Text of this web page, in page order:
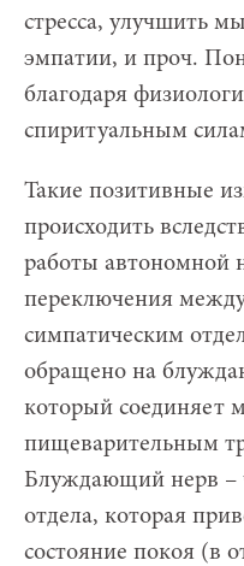
стресса, улучшить
эмпатии, и проч.
благодаря
спиритуальным
Такие позитивные
происходить
работы автономной
переключения
симпатическим
обращено на
который соединяет
пищеварительным
Блуждающий нерв –
отдела, которая
состояние покоя (в